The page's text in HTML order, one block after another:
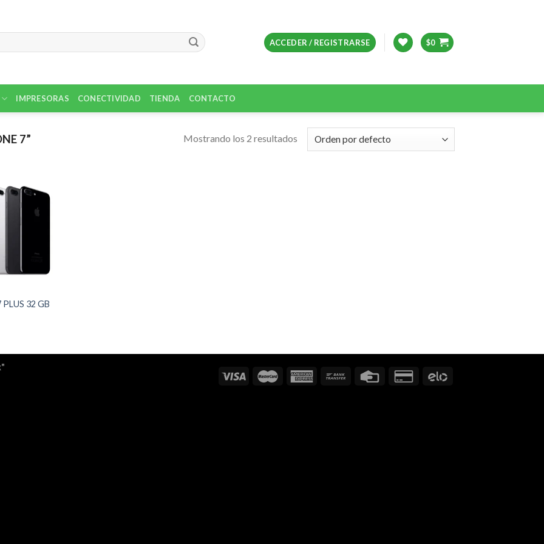
ACCEDER / REGISTRARSE $0
IMPRESORAS CONECTIVIDAD TIENDA CONTACTO
7” Mostrando los 2 resultados
32 GB